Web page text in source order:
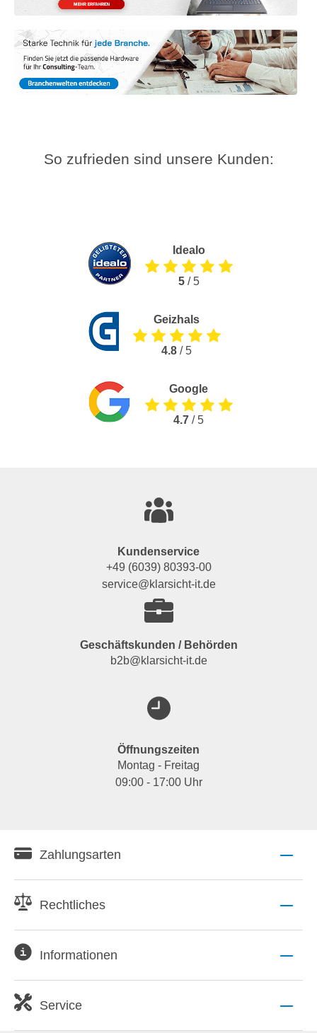
So zufrieden sind unsere Kunden:
Idealo
5/ 5
Geizhals
4.8 / 5
Google
4.7 / 5
Kundenservice
+49 (6039) 80393-00
service@klarsicht-it.de
Geschäftskunden / Behörden
b2b@klarsicht-it.de
Öffnungszeiten
Montag - Freitag
09:00 - 17:00 Uhr
Zahlungsarten
Rechtliches
Informationen
Service